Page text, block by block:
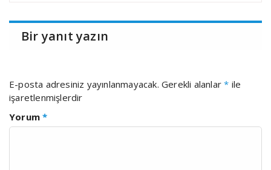
Bir yanıt yazın
E-posta adresiniz yayınlanmayacak. Gerekli alanlar* ile
işaretlenmişlerdir
Yorum*